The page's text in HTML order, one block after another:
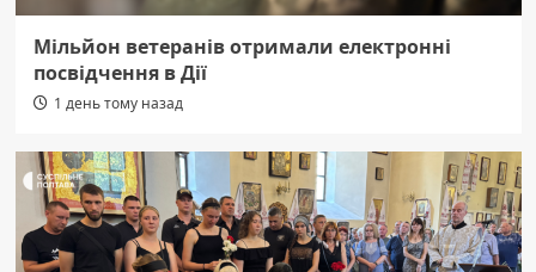
Мільйон ветеранів отримали електронні
посвідчення в Дії
1 день тому назад